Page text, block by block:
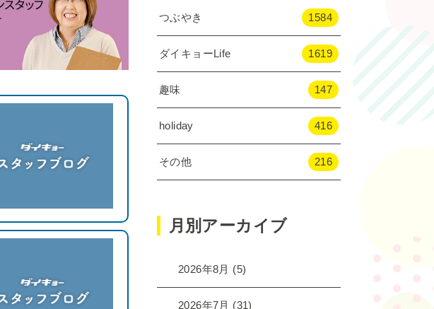
つぶやき 1584
ダイキョーLife 1619
趣味 147
holiday 416
その他 216
月別アーカイブ
2026年8月 (5)
2026年7月 (31)